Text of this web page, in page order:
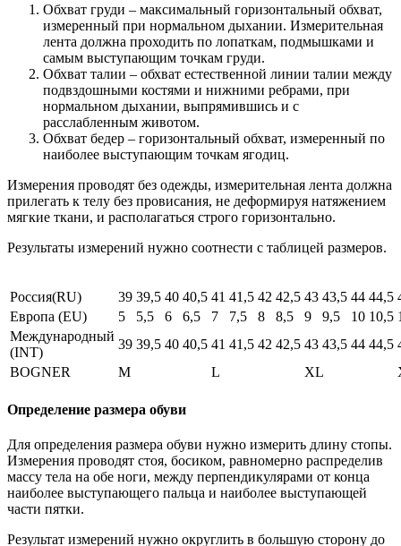
Обхват груди – максимальный горизонтальный обхват,
измеренный при нормальном дыхании. Измерительная
лента должна проходить по лопаткам, подмышками и
самым выступающим точкам груди.
Обхват талии – обхват естественной линии талии между
подвздошными костями и нижними ребрами, при
нормальном дыхании, выпрямившись и с
расслабленным животом.
Обхват бедер – горизонтальный обхват, измеренный по
наиболее выступающим точкам ягодиц.
Измерения проводят без одежды, измерительная лента должна
прилегать к телу без провисания, не деформируя натяжением
мягкие ткани, и располагаться строго горизонтально.
Результаты измерений нужно соотнести с таблицей размеров.
Россия(RU) 39 39,5 40 40,5 41 41,5 42 42,5 43 43,5 44 44,5
Европа (EU)
5 5,5 6 6,5 7 7,5 8 8,5 9 9,5 10 10,5
Международный
(INT)
39 39,5 40 40,5 41 41,5 42 42,5 43 43,5 44 44,5
BOGNER
M L XL
Определение размера обуви
Для определения размера обуви нужно измерить длину стопы.
Измерения проводят стоя, босиком, равномерно распределив
массу тела на обе ноги, между перпендикулярами от конца
наиболее выступающего пальца и наиболее выступающей
части пятки.
Результат измерений нужно округлить в большую сторону до